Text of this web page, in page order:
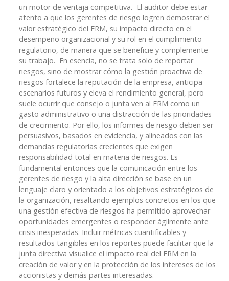
un motor de ventaja competitiva. El auditor debe estar
atento a que los gerentes de riesgo logren demostrar el
valor estratégico del ERM, su impacto directo en el
desempeño organizacional y su rol en el cumplimiento
regulatorio, de manera que se beneficie y complemente
su trabajo. En esencia, no se trata solo de reportar
riesgos, sino de mostrar cómo la gestión proactiva de
riesgos fortalece la reputación de la empresa, anticipa
escenarios futuros y eleva el rendimiento general, pero
suele ocurrir que consejo o junta ven al ERM como un
gasto administrativo o una distracción de las prioridades
de crecimiento. Por ello, los informes de riesgo deben ser
persuasivos, basados en evidencia, y alineados con las
demandas regulatorias crecientes que exigen
responsabilidad total en materia de riesgos. Es
fundamental entonces que la comunicación entre los
gerentes de riesgo y la alta dirección se base en un
lenguaje claro y orientado a los objetivos estratégicos de
la organización, resaltando ejemplos concretos en los que
una gestión efectiva de riesgos ha permitido aprovechar
oportunidades emergentes o responder ágilmente ante
crisis inesperadas. Incluir métricas cuantificables y
resultados tangibles en los reportes puede facilitar que la
junta directiva visualice el impacto real del ERM en la
creación de valor y en la protección de los intereses de los
accionistas y demás partes interesadas.